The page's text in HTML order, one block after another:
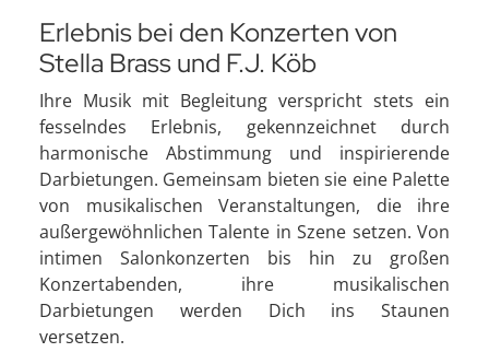
Erlebnis bei den Konzerten von
Stella Brass und F.J. Köb
Ihre Musik mit Begleitung verspricht stets ein
fesselndes Erlebnis, gekennzeichnet durch
harmonische Abstimmung und inspirierende
Darbietungen. Gemeinsam bieten sie eine Palette
von musikalischen Veranstaltungen, die ihre
außergewöhnlichen Talente in Szene setzen. Von
intimen Salonkonzerten bis hin zu großen
Konzertabenden, ihre musikalischen
Darbietungen werden Dich ins Staunen
versetzen.